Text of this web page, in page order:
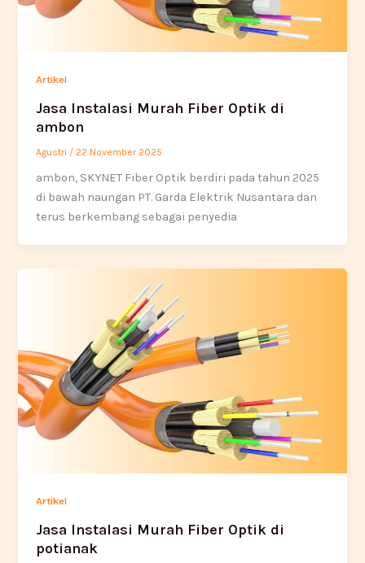
Artikel
Jasa Instalasi Murah Fiber Optik di
ambon
Agustri / 22 November 2025
ambon, SKYNET Fiber Optik berdiri pada tahun 2025
di bawah naungan PT. Garda Elektrik Nusantara dan
terus berkembang sebagai penyedia
Artikel
Jasa Instalasi Murah Fiber Optik di
potianak